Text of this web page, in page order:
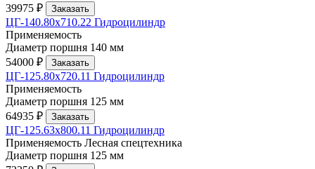
39975 ₽
Заказать
ЦГ-140.80х710.22 Гидроцилиндр
Применяемость
Диаметр поршня 140 мм
54000 ₽
Заказать
ЦГ-125.80х720.11 Гидроцилиндр
Применяемость
Диаметр поршня 125 мм
64935 ₽
Заказать
ЦГ-125.63х800.11 Гидроцилиндр
Применяемость Лесная спецтехника
Диаметр поршня 125 мм